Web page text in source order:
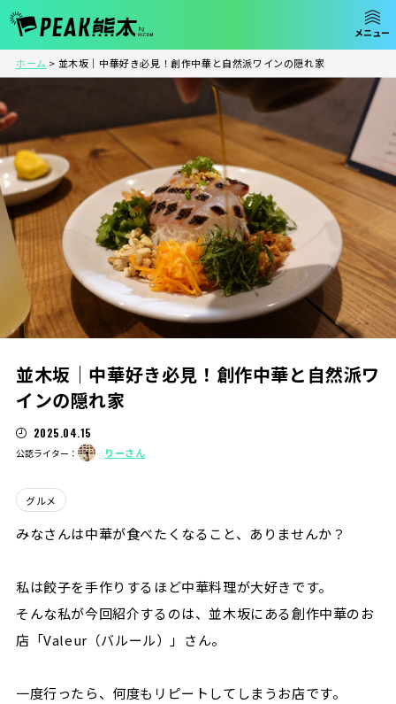
ホーム > 並木坂｜中華好き必見！創作中華と自然派ワインの隠れ家
並木坂｜中華好き必見！創作中華と自然派ワ
インの隠れ家
2025.04.15
公認ライター： りーさん
グルメ
みなさんは中華が食べたくなること、ありませんか？
私は餃子を手作りするほど中華料理が大好きです。
そんな私が今回紹介するのは、並木坂にある創作中華のお
店「Valeur（バルール）」さん。
一度行ったら、何度もリピートしてしまうお店です。